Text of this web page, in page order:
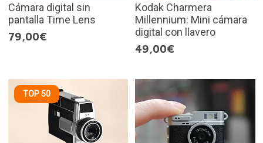
Cámara digital sin
pantalla Time Lens
79,00€
Kodak Charmera
Millennium: Mini cámara
digital con llavero
49,00€
TOP 50